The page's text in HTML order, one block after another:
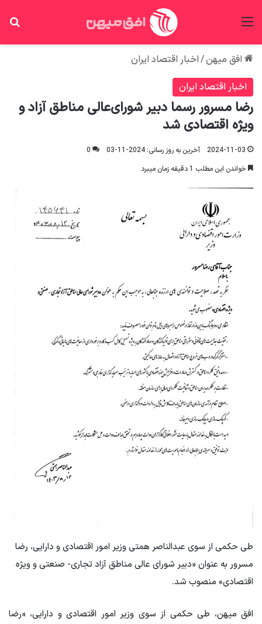
افق میهن/اخبار اقتصاد ایران
اخبار اقتصاد ایران
رضا مسرور رسما دبیر شورای‌عالی مناطق آزاد و
ویژه اقتصادی شد
2024-11-03 آخرین به روز رسانی: 2024-11-03
0
خواندن این مطلب 1 دقیقه زمان میبرد
طی حکمی از سوی عبدالناصر همتی وزیر امور اقتصادی و دارایی، رضا
مسرور به عنوان «دبیر شورای عالی مناطق آزاد تجاری- صنعتی و ویژه
اقتصادی» منصوب شد.
افق میهن، طی حکمی از سوی وزیر امور اقتصادی و دارایی، «رضا